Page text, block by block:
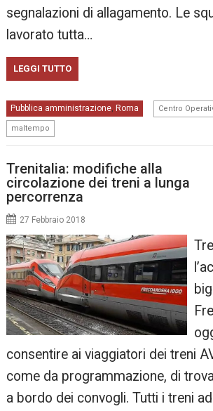
segnalazioni di allagamento. Le
lavorato tutta…
LEGGI TUTTO
Pubblica amministrazione, Roma Centro
maltempo
Trenitalia: modifiche alla
circolazione dei treni a lunga
percorrenza
27 Febbraio 2018
consentire ai viaggiatori dei treni
come da programmazione, di
a bordo dei convogli. Tutti i treni